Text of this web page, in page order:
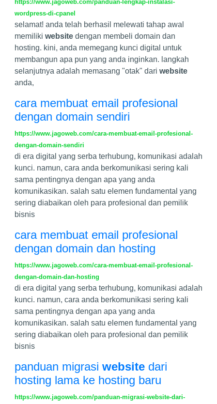
https://www.jagoweb.com/panduan-lengkap-instalasi-
wordpress-di-cpanel
selamat! anda telah berhasil melewati tahap awal
memiliki website dengan membeli domain dan
hosting. kini, anda memegang kunci digital untuk
membangun apa pun yang anda inginkan. langkah
selanjutnya adalah memasang "otak" dari website
anda,
cara membuat email profesional
dengan domain sendiri
https://www.jagoweb.com/cara-membuat-email-profesional-
dengan-domain-sendiri
di era digital yang serba terhubung, komunikasi adalah
kunci. namun, cara anda berkomunikasi sering kali
sama pentingnya dengan apa yang anda
komunikasikan. salah satu elemen fundamental yang
sering diabaikan oleh para profesional dan pemilik
bisnis
cara membuat email profesional
dengan domain dan hosting
https://www.jagoweb.com/cara-membuat-email-profesional-
dengan-domain-dan-hosting
di era digital yang serba terhubung, komunikasi adalah
kunci. namun, cara anda berkomunikasi sering kali
sama pentingnya dengan apa yang anda
komunikasikan. salah satu elemen fundamental yang
sering diabaikan oleh para profesional dan pemilik
bisnis
panduan migrasi website dari
hosting lama ke hosting baru
https://www.jagoweb.com/panduan-migrasi-website-dari-